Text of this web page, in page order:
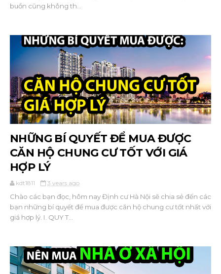
buồn cũng không th...
NHỮNG BÍ QUYẾT ĐỂ MUA ĐƯỢC
CĂN HỘ CHUNG CƯ TỐT VỚI GIÁ
HỢP LÝ
kdt1811 3 years ago
Chào các bạn đọc, hôm nay Định cư Hà Nội sẽ chia sẻ đến các
bạn những bí quyết để mua được căn hộ chung cư tốt nhất với
giá hợp lý. I. QUY T...